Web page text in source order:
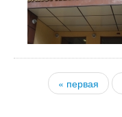
Страницы
« первая